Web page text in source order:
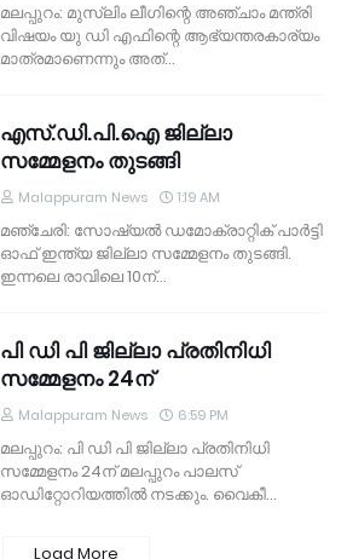
മലപ്പുറം: മുസ്‌ലിം ലീഗിന്റെ അഞ്ചാം മന്ത്രി
വിഷയം യു ഡി എഫിന്റെ ആഭ്യന്തരകാര്യം
മാത്രമാണെന്നും അത്…
എസ്.ഡി.പി.ഐ ജില്ലാ
സമ്മേളനം തുടങ്ങി
Malappuram News 1:19 AM
മഞ്ചേരി: സോഷ്യല്‍ ഡമോക്രാറ്റിക് പാര്‍ട്ടി
ഓഫ് ഇന്ത്യ ജില്ലാ സമ്മേളനം തുടങ്ങി.
ഇന്നലെ രാവിലെ 10ന്…
പി ഡി പി ജില്ലാ പ്രതിനിധി
സമ്മേളനം 24ന്
Malappuram News 6:59 PM
മലപ്പുറം: പി ഡി പി ജില്ലാ പ്രതിനിധി
സമ്മേളനം 24ന് മലപ്പുറം പാലസ്
ഓഡിറ്റോറിയത്തില്‍ നടക്കും. വൈകീ…
Load More